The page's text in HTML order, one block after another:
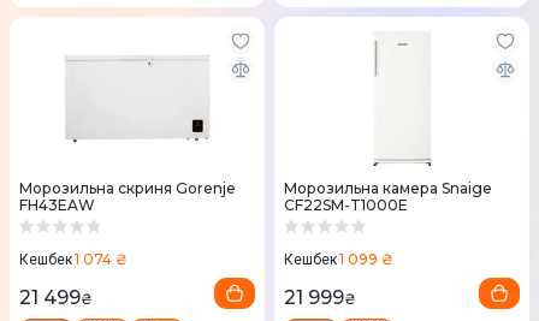
Морозильна скриня Gorenje
FH43EAW
Кешбек1 074 ₴
21 499₴
Морозильна камера Snaige
CF22SM-T1000E
Кешбек1 099 ₴
21 999₴